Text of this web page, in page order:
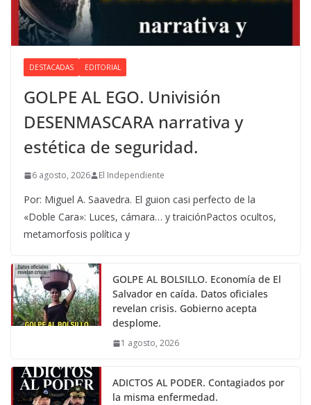
DESTACADAS EDITORIAL
GOLPE AL EGO. Univisión
DESENMASCARA narrativa y
estética de seguridad.
6 agosto, 2026 El Independiente
Por: Miguel A. Saavedra. El guion casi perfecto de la
«Doble Cara»: Luces, cámara… y traiciónPactos ocultos,
metamorfosis política y
GOLPE AL BOLSILLO. Economía de El
Salvador en caída. Datos oficiales
revelan crisis. Gobierno acepta
desplome.
1 agosto, 2026
ADICTOS AL PODER. Contagiados por
la misma enfermedad.